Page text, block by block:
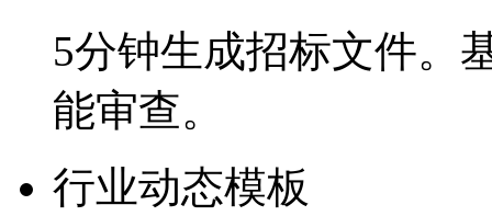
5分钟生成招标文件。
能审查。
行业动态模板